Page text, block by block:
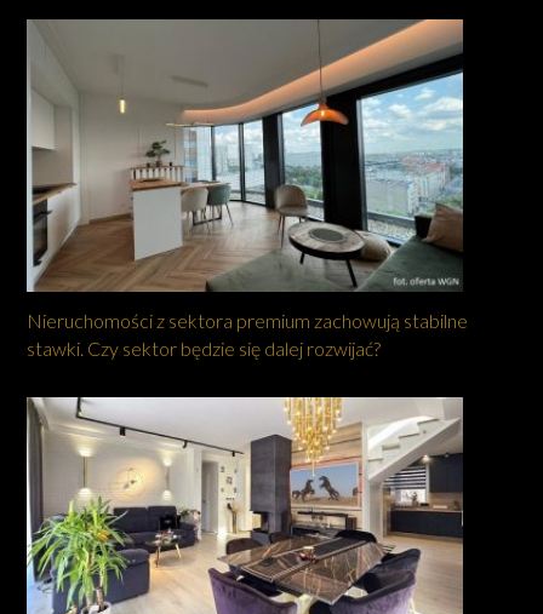
Nieruchomości z sektora premium zachowują stabilne
stawki. Czy sektor będzie się dalej rozwijać?